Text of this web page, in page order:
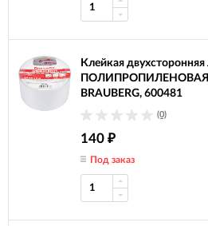
Клейкая
ПОЛИПРОПИЛЕНОВАЯ
BRAUBERG, 600481
(0)
140 ₽
Под заказ